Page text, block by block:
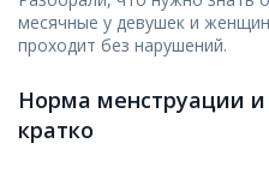
месячные у девушек и
проходит без нарушений.
Норма менструации
кратко